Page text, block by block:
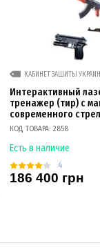
КАБИНЕТ ЗАЩИТЫ
Интерактивный
тренажер (тир) с
современного
КОД ТОВАРА: 2858
Есть в наличие
4
186 400 грн